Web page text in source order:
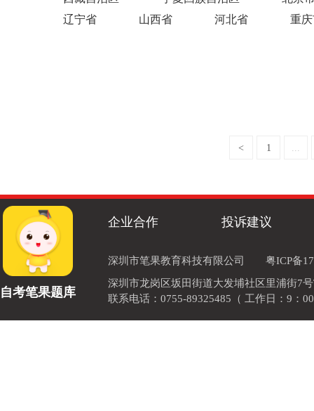
辽宁省
山西省 河北省 重
< 1 ...
自考笔果题库
企业合作 投诉建议
深圳市笔果教育科技有限公司
粤ICP备
深圳市龙岗区坂田街道大发埔社区里浦街7
联系电话：0755-89325485（ 工作日：9：